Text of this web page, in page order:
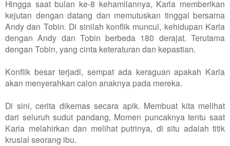
Hingga saat bulan ke-8 kehamilannya, Karla memberikan
kejutan dengan datang dan memutuskan tinggal bersama
Andy dan Tobin. Di sinilah konflik muncul, kehidupan Karla
dengan Andy dan Tobin berbeda 180 derajat. Terutama
dengan Tobin, yang cinta keteraturan dan kepastian.
Konflik besar terjadi, sempat ada keraguan apakah Karla
akan menyerahkan calon anaknya pada mereka.
Di sini, cerita dikemas secara apik. Membuat kita melihat
dari seluruh sudut pandang, Momen puncaknya tentu saat
Karla melahirkan dan melihat putrinya, di situ adalah titik
krusial seorang ibu.